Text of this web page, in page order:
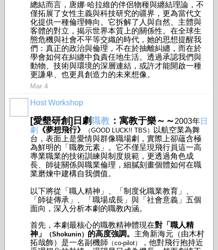
總結而言，唐娜·哈拉維的伴侶物種與纏結理論，不
僅拓展了女性主義與科技研究的疆界，更為當代文
化提供一種倫理轉向。它拆解了人與自然、主體與
客體的對立，揭示世界本質上的關係性。在全球生
態危機與社會不平等交織的時代，她的思想提醒我
們：真正的政治與倫理，不在於抽離糾纏，而在於
學會如何在糾纏中負責任地生活。透過承認我們與
動物、技術與環境的深層連結，或許才能開啟一種
更謙卑、也更具創造力的未來想像。
Mar 4
Host Workshop
[愛墾研創]日劇職教 ：寓教于樂～～ 2003年日
劇
《夢想飛行》 （GOOD LUCK!! TBS）
以航空業為舞
台，表面上是愛情與群像職場劇，實際上卻蘊含極
為鮮明的「職教元素」。它不僅呈現飛行員這一高
專業職業的技術訓練與制度規範，更透過角色成
長、師徒關係與職業倫理，細膩刻畫個體如何在職
業磨煉中建構自我價值。
以下將從「職人精神」、「制度化職業教育」、
「師徒傳承」、「職場成長」與「社會意義」五個
面向，深入分析本劇的職教內涵。
首先，本劇最核心的職教精神體現在對「職人精
神」
（Shokunin） 的高度強調。 主角新海元（由木村
拓哉飾）是一名副機師 （co-pilot）
，他對飛行抱持近